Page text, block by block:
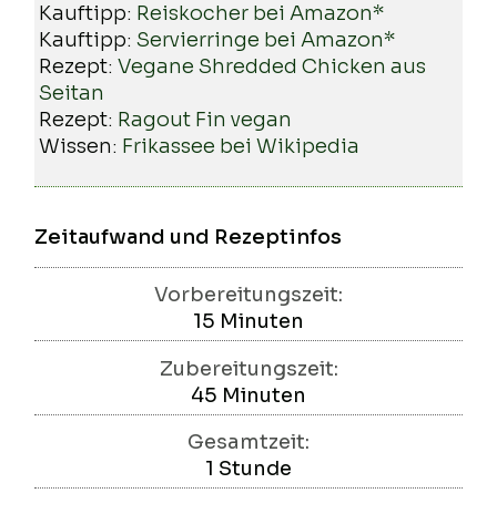
Kauftipp: Reiskocher bei Amazon*
Kauftipp:Servierringe bei Amazon*
Rezept:Vegane Shredded Chicken aus
Seitan
Rezept: Ragout Fin vegan
Wissen: Frikassee bei Wikipedia
Zeitaufwand und Rezeptinfos
Vorbereitungszeit:
15 Minuten
Minuten
Zubereitungszeit:
45 Minuten
Minuten
Gesamtzeit:
1 Stunde
Stunde